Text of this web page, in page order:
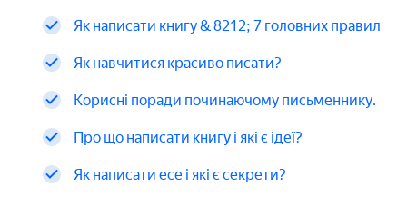
Як написати книгу & 8212; 7 головних правил
Як навчитися красиво писати?
Корисні поради починаючому письменнику.
Про що написати книгу і які є ідеї?
Як написати есе і які є секрети?